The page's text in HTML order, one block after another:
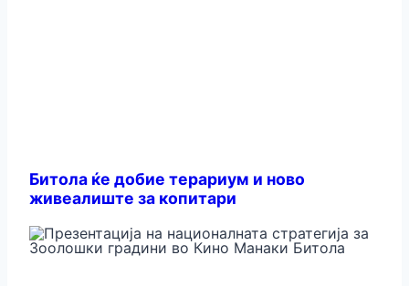
Битола ќе добие терариум и ново
живеалиште за копитари